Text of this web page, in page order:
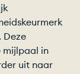
Deze
mijlpaal in
uit naar